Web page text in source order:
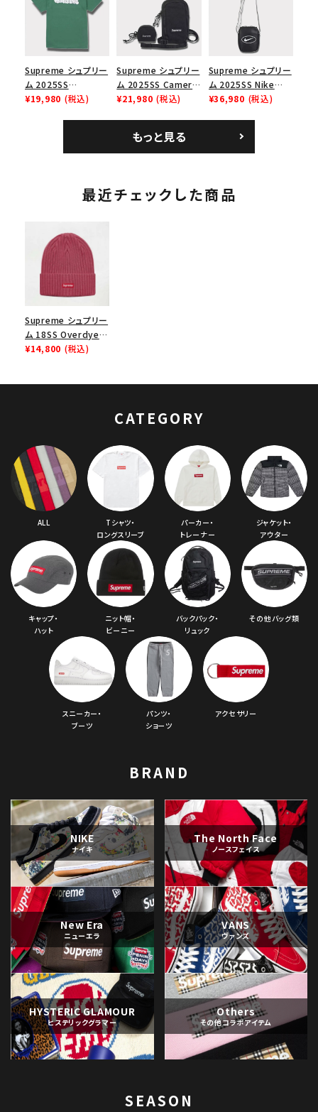
ューズ ホワイト
スロゴTシャツ ホワ
Supreme シュプリー
ム 2025SS
Homerun Tee ホー
¥19,980 (税込)
Supreme シュプリー
ム 2025SS Camera
Bag + Mini Pouch
¥21,980 (税込)
Supreme シュプリー
ム 2025SS Nike
Leather Shoulder
¥36,980 (税込)
もっと見る
最近チェックした商品
Supreme シュプリー
ム 18SS Overdyed
Ribbed Beanie オー
¥14,800 (税込)
CATEGORY
ALL
Tシャツ・
ロングスリーブ
パーカー・
トレーナー
ジャケット・
アウター
キャップ・
ハット
ニット帽・
ビーニー
バックパック・
リュック
その他バッグ類
スニーカー・
ブーツ
パンツ・
ショーツ
アクセサリー
BRAND
NIKE
ナイキ
The North Face
ノースフェイス
New Era
ニューエラ
VANS
ヴァンズ
HYSTERIC GLAMOUR
ヒステリックグラマー
Others
その他コラボアイテム
SEASON